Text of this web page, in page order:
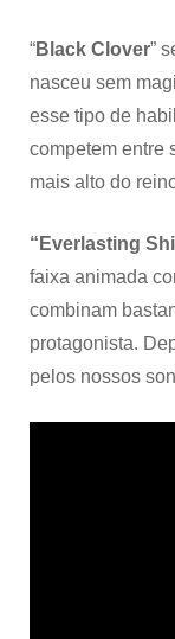
“Black Clover”
nasceu sem
esse tipo de
competem entre
mais alto do
“Everlasting
faixa animada
combinam
protagonista.
pelos nossos